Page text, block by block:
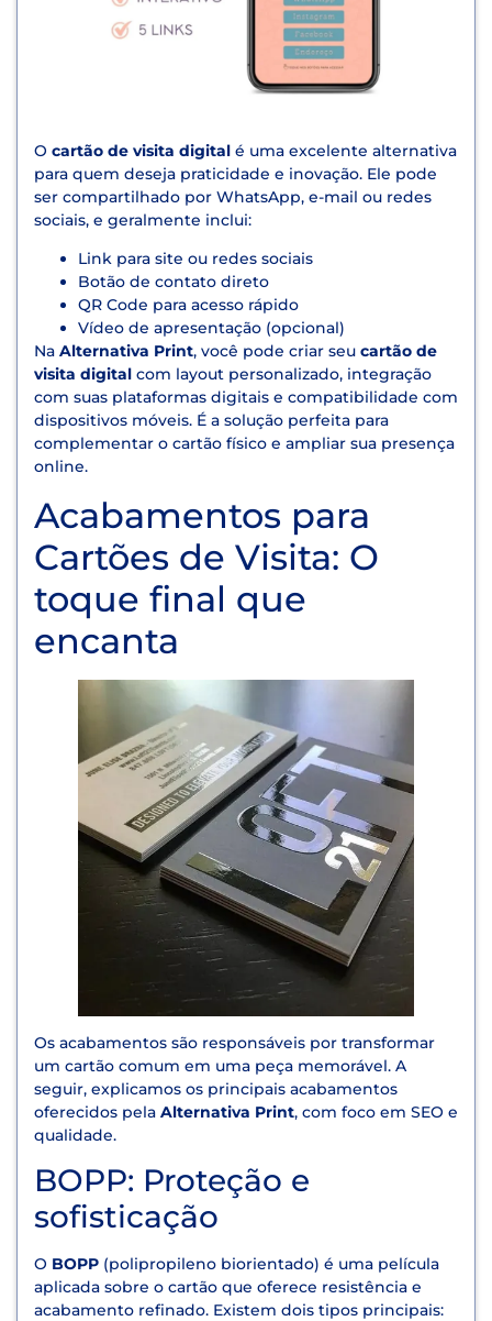
O cartão de visita digital é uma excelente alternativa
para quem deseja praticidade e inovação. Ele pode
ser compartilhado por WhatsApp, e-mail ou redes
sociais, e geralmente inclui:
Link para site ou redes sociais
Botão de contato direto
QR Code para acesso rápido
Vídeo de apresentação (opcional)
Na Alternativa Print, você pode criar seu cartão de
visita digital com layout personalizado, integração
com suas plataformas digitais e compatibilidade com
dispositivos móveis. É a solução perfeita para
complementar o cartão físico e ampliar sua presença
online.
Acabamentos para
Cartões de Visita: O
toque final que
encanta
Os acabamentos são responsáveis por transformar
um cartão comum em uma peça memorável. A
seguir, explicamos os principais acabamentos
oferecidos pela Alternativa Print, com foco em SEO e
qualidade.
BOPP: Proteção e
sofisticação
O BOPP (polipropileno biorientado) é uma película
aplicada sobre o cartão que oferece resistência e
acabamento refinado. Existem dois tipos principais: